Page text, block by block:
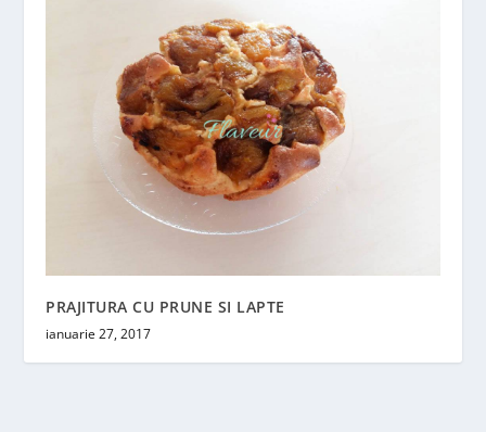
PRAJITURA CU PRUNE SI LAPTE
ianuarie 27, 2017